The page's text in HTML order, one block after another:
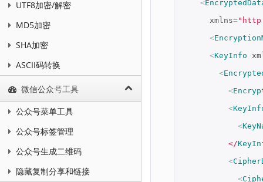
UTF8加密/解密
MD5加密
SHA加密
ASCII码转换
微信公众号工具
公众号菜单工具
公众号标签管理
公众号生成二维码
隐藏复制分享和链接
<
xmlns=
<
<KeyInfo
<
<
<
<
</
<
<